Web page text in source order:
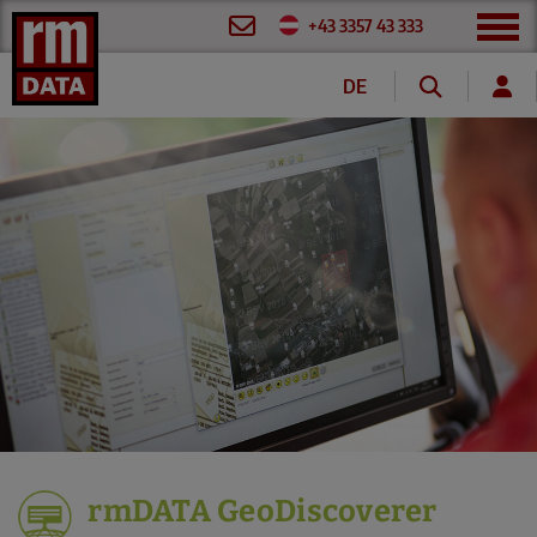
+43 3357 43 333
DE
FR
rmDATA GeoDiscoverer